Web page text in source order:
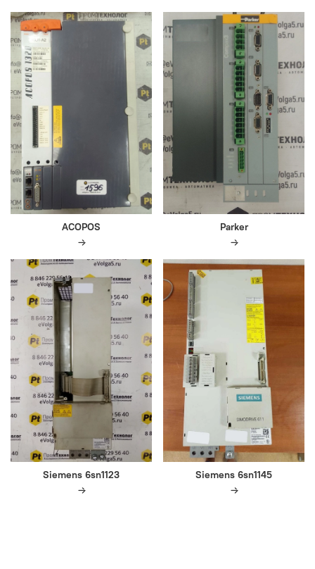
ACOPOS Parker
Siemens 6sn1123 Siemens 6sn1145